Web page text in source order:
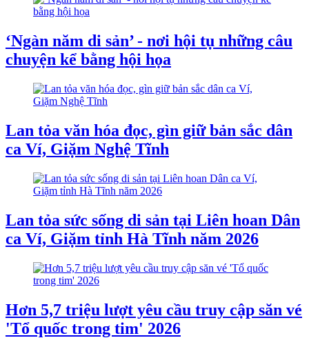
‘Ngàn năm di sản’ - nơi hội tụ những câu
chuyện kể bằng hội họa
Lan tỏa văn hóa đọc, gìn giữ bản sắc dân
ca Ví, Giặm Nghệ Tĩnh
Lan tỏa sức sống di sản tại Liên hoan Dân
ca Ví, Giặm tỉnh Hà Tĩnh năm 2026
Hơn 5,7 triệu lượt yêu cầu truy cập săn vé
'Tổ quốc trong tim' 2026